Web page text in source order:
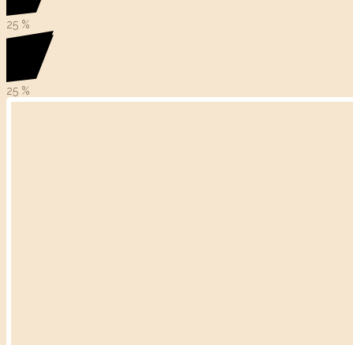
25 %
25 %